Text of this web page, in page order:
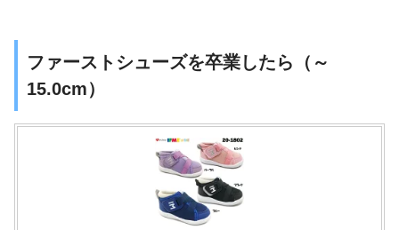
ファーストシューズを卒業したら（～
15.0cm）